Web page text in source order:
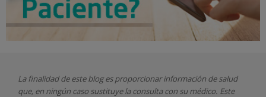
La finalidad de este blog es proporcionar información de salud
que, en ningún caso sustituye la consulta con su médico. Este